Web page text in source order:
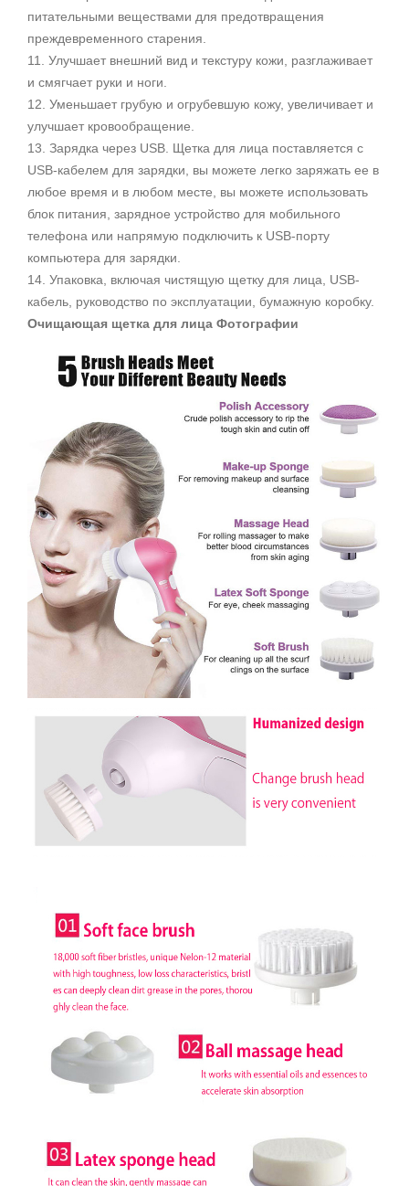
питательными веществами для предотвращения
преждевременного старения.
11. Улучшает внешний вид и текстуру кожи, разглаживает
и смягчает руки и ноги.
12. Уменьшает грубую и огрубевшую кожу, увеличивает и
улучшает кровообращение.
13. Зарядка через USB. Щетка для лица поставляется с
USB-кабелем для зарядки, вы можете легко заряжать ее в
любое время и в любом месте, вы можете использовать
блок питания, зарядное устройство для мобильного
телефона или напрямую подключить к USB-порту
компьютера для зарядки.
14. Упаковка, включая чистящую щетку для лица, USB-
кабель, руководство по эксплуатации, бумажную коробку.
Очищающая щетка для лица Фотографии